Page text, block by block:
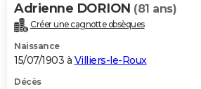
Adrienne DORION (81 ans)
Créer une cagnotte obsèques
Naissance
15/07/1903 à Villiers-le-Roux
Décès